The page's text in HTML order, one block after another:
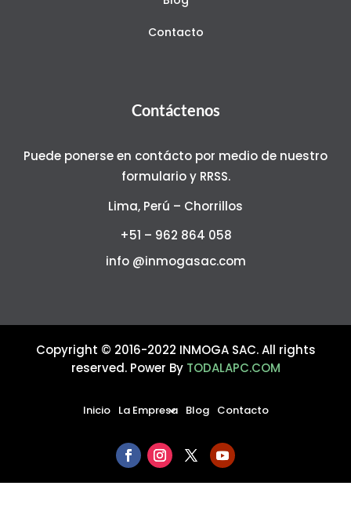
Contacto
Contáctenos
Puede ponerse en contácto por medio de nuestro
formulario y RRSS.
Lima, Perú – Chorrillos
+51 – 962 864 058
info @inmogasac.com
Copyright © 2016-2022 INMOGA SAC. All rights
reserved. Power By TODALAPC.COM
Inicio La Empresa Blog Contacto